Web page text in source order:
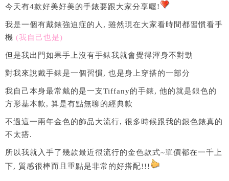
今天有4款好美好美的手錶要跟大家分享喔!
我是一個有戴錶強迫症的人, 雖然現在大家看時間都習慣看手
機 (我自己也是)
但是我出門如果手上沒有手錶我就會覺得渾身不對勁
對我來說戴手錶是一個習慣, 也是身上穿搭的一部分
我自己本身最常戴的是一支Tiffany的手錶, 他的就是銀色的
方形基本款, 算是有點無聊的經典款
不過這一兩年金色的飾品大流行, 很多時候跟我的銀色錶真的
不太搭.
所以我就入手了幾款最近很流行的金色款式~單價都在一千上
下, 質感很棒而且重點是非常的好搭配!!!